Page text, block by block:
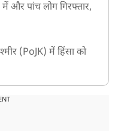
में और पांच लोग गिरफ्तार,
(PoJK) में हिंसा को
का देर रात निधन,